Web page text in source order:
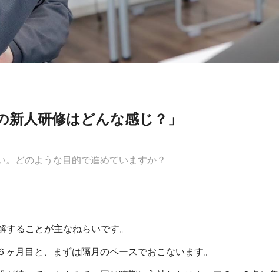
人研修はどんな感じ？」
どのような目的で進めていますか？
ることが主なねらいです。
月目と、まずは隔月のペースでおこないます。